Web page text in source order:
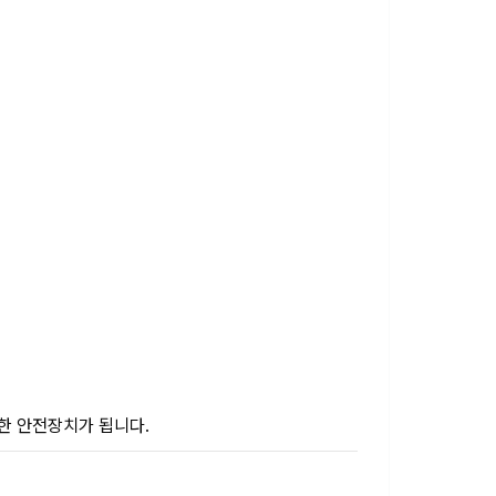
안전장치가 됩니다.